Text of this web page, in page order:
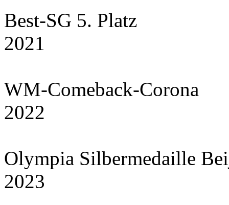
Best-SG 5. Platz
2021
WM-Comeback-Corona
2022
Olympia Silbermedaille
2023